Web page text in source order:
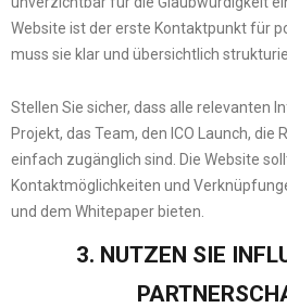
Website ist der erste Kontaktpunkt für
muss sie klar und übersichtlich
Stellen Sie sicher, dass alle relevanten
Projekt, das Team, den ICO Launch, die
einfach zugänglich sind. Die Website
Kontaktmöglichkeiten und
und dem Whitepaper bieten.
3. NUTZEN SIE